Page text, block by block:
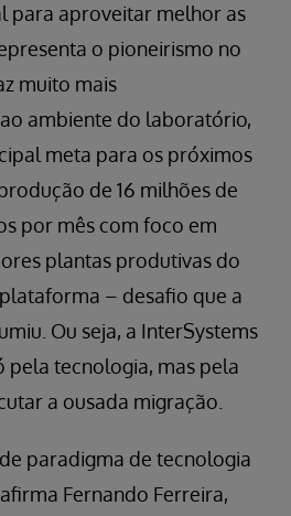
para aproveitar melhor as
o pioneirismo no
muito mais
ambiente do laboratório,
meta para os próximos
de 16 milhões de
por mês com foco em
plantas produtivas do
– desafio que a
Ou seja, a InterSystems
pela tecnologia, mas pela
a ousada migração.
paradigma de tecnologia
Fernando Ferreira,